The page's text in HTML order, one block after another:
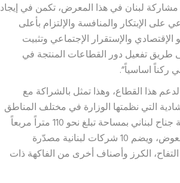
لبنان في هذا المعرض، تكمن في إيجاد
على الإبتكار والمنافسة والإلتزام بأعلى
والإستقرار الإجتماعي وتثبيت
طريق تفعيل دور القطاعات المنتجة في
ركناً اساسياً”.
لدعم هذا القطاع، وهذا تمثل بالشراكة مع
التي نظمتها الوزارة في مختلف المناطق
اللبنانية، وكذلك مع الوزراء السابقين، واليوم في دعم إقامة جناح لبناني بمساحة تبلغ نحو 110 متراً مربعاً
في معرض Fruit Attraction بالشراكة مع مؤسسة رينيه معوض، ويضم 10 شركات لبنانية مصدّرة
التفاح، الكرز وأصناف أخرى من الفاكهة ذات